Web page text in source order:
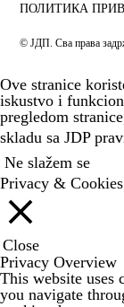
ПОЛИТИКА
© ЈДП. Сва права
Ove stranice
iskustvo i
pregledom
skladu sa JDP
Ne slažem se
Privacy &
Close
Privacy Overview
This website uses
you navigate